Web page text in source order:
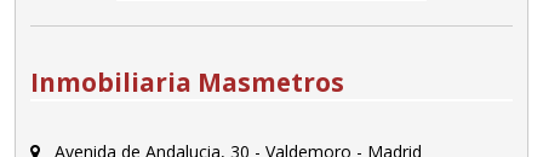
Inmobiliaria Masmetros
Avenida de Andalucia, 30 - Valdemoro - Madrid